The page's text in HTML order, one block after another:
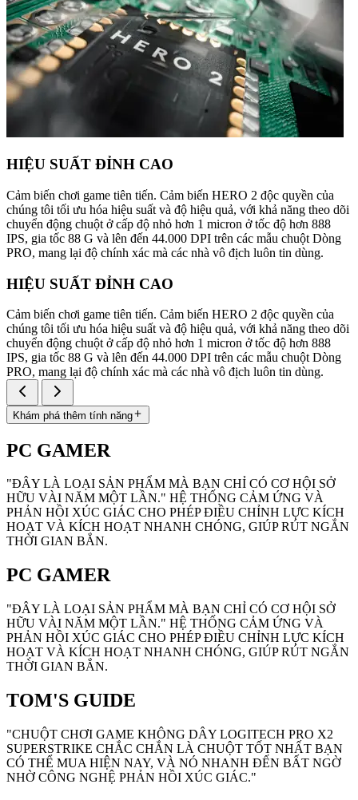
HIỆU SUẤT ĐỈNH CAO
Cảm biến chơi game tiên tiến. Cảm biến HERO 2 độc quyền của
chúng tôi tối ưu hóa hiệu suất và độ hiệu quả, với khả năng theo dõi
chuyển động chuột ở cấp độ nhỏ hơn 1 micron ở tốc độ hơn 888
IPS, gia tốc 88 G và lên đến 44.000 DPI trên các mẫu chuột Dòng
PRO, mang lại độ chính xác mà các nhà vô địch luôn tin dùng.
HIỆU SUẤT ĐỈNH CAO
Cảm biến chơi game tiên tiến. Cảm biến HERO 2 độc quyền của
chúng tôi tối ưu hóa hiệu suất và độ hiệu quả, với khả năng theo dõi
chuyển động chuột ở cấp độ nhỏ hơn 1 micron ở tốc độ hơn 888
IPS, gia tốc 88 G và lên đến 44.000 DPI trên các mẫu chuột Dòng
PRO, mang lại độ chính xác mà các nhà vô địch luôn tin dùng.
Khám phá thêm tính năng
PC GAMER
"ĐÂY LÀ LOẠI SẢN PHẨM MÀ BẠN CHỈ CÓ CƠ HỘI SỞ
HỮU VÀI NĂM MỘT LẦN." HỆ THỐNG CẢM ỨNG VÀ
PHẢN HỒI XÚC GIÁC CHO PHÉP ĐIỀU CHỈNH LỰC KÍCH
HOẠT VÀ KÍCH HOẠT NHANH CHÓNG, GIÚP RÚT NGẮN
THỜI GIAN BẮN.
PC GAMER
"ĐÂY LÀ LOẠI SẢN PHẨM MÀ BẠN CHỈ CÓ CƠ HỘI SỞ
HỮU VÀI NĂM MỘT LẦN." HỆ THỐNG CẢM ỨNG VÀ
PHẢN HỒI XÚC GIÁC CHO PHÉP ĐIỀU CHỈNH LỰC KÍCH
HOẠT VÀ KÍCH HOẠT NHANH CHÓNG, GIÚP RÚT NGẮN
THỜI GIAN BẮN.
TOM'S GUIDE
"CHUỘT CHƠI GAME KHÔNG DÂY LOGITECH PRO X2
SUPERSTRIKE CHẮC CHẮN LÀ CHUỘT TỐT NHẤT BẠN
CÓ THỂ MUA HIỆN NAY, VÀ NÓ NHANH ĐẾN BẤT NGỜ
NHỜ CÔNG NGHỆ PHẢN HỒI XÚC GIÁC."